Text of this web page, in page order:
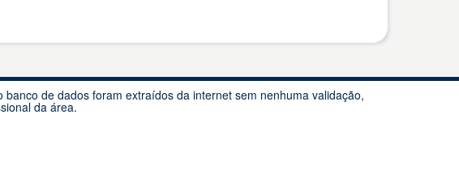
de dados foram extraídos da internet sem nenhuma validação,
da área.